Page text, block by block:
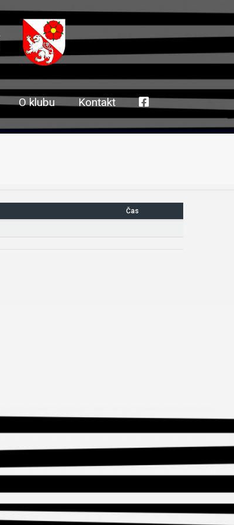
O klubu Kontakt
Čas